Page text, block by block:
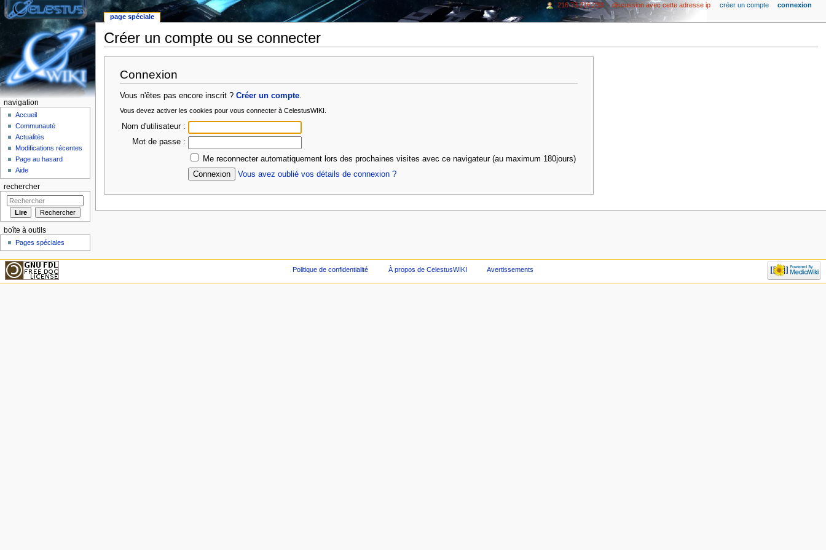
Créer un compte ou se connecter
Connexion
Vous n'êtes pas encore inscrit ?Créer un compte.
Vous devez activer les cookies pour vous connecter à CelestusWIKI.
Nom d'utilisateur :
Mot de passe :
Me reconnecter automatiquement lors des prochaines visites avec ce navigateur (au maximum 180jours)
Vous avez oublié vos détails de connexion ?
page spéciale
216.73.216.233 discussion avec cette adresse ip créer un compte connexion
navigation
Accueil
Communauté
Actualités
Modifications récentes
Page au hasard
Aide
rechercher
boîte à outils
Pages spéciales
Politique de confidentialité À propos de CelestusWIKI Avertissements